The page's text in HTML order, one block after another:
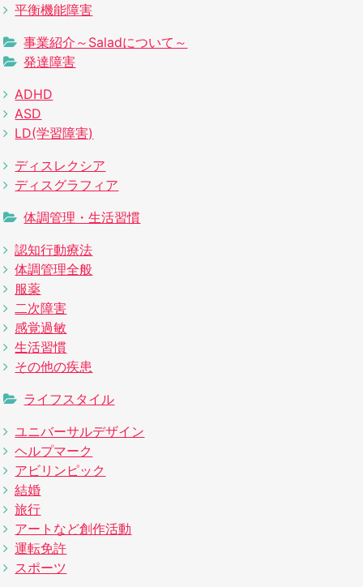
平衡機能障害
事業紹介～Saladについて～
発達障害
ADHD
ASD
LD(学習障害)
ディスレクシア
ディスグラフィア
体調管理・生活習慣
認知行動療法
体調管理全般
服薬
二次障害
感覚過敏
生活習慣
その他の疾患
ライフスタイル
ユニバーサルデザイン
ヘルプマーク
アビリンピック
結婚
旅行
アートなど創作活動
運転免許
スポーツ